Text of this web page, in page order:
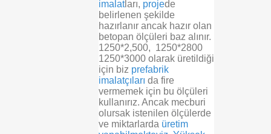
imalatları, projede
belirlenen şekilde
hazırlanır ancak hazır olan
betopan ölçüleri baz alınır.
1250*2,500, 1250*2800
1250*3000 olarak üretildiği
için biz prefabrik
imalatçıları da fire
vermemek için bu ölçüleri
kullanırız. Ancak mecburi
olursak istenilen ölçülerde
ve miktarlarda üretim